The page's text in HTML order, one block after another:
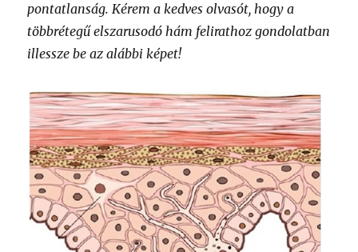
pontatlanság. Kérem a kedves olvasót, hogy a
többrétegű elszarusodó hám felirathoz gondolatban
illessze be az alábbi képet!